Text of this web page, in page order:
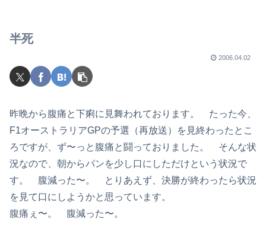
半死
2006.04.02
昨晩から腹痛と下痢に見舞われております。 たった今、
F1オーストラリアGPの予選（再放送）を見終わったとこ
ろですが、ず〜っと腹痛と闘っておりました。 そんな状
況なので、朝からパンを少し口にしただけという状況で
す。 腹減った〜。 とりあえず、決勝が終わったら状況
を見て口にしようかと思っています。
腹痛ぇ〜。 腹減った〜。